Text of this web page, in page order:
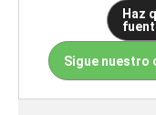
Haz
Sigue nuestro